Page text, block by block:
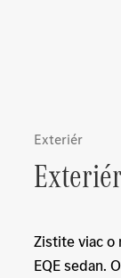
Exteriér
Zistite viac o
EQE sedan.